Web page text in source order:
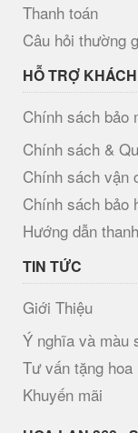
Thanh toán
Câu hỏi thường
HỖ TRỢ
Chính sách bảo
Chính sách &
Chính sách vận
Chính sách bảo
Hướng dẫn
TIN TỨC
Giới Thiệu
Ý nghĩa và màu
Tư vấn tặng hoa
Khuyến mãi